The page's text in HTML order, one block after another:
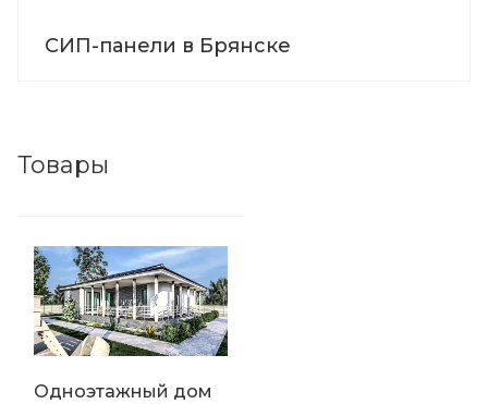
СИП-панели в Брянске
Товары
Одноэтажный дом